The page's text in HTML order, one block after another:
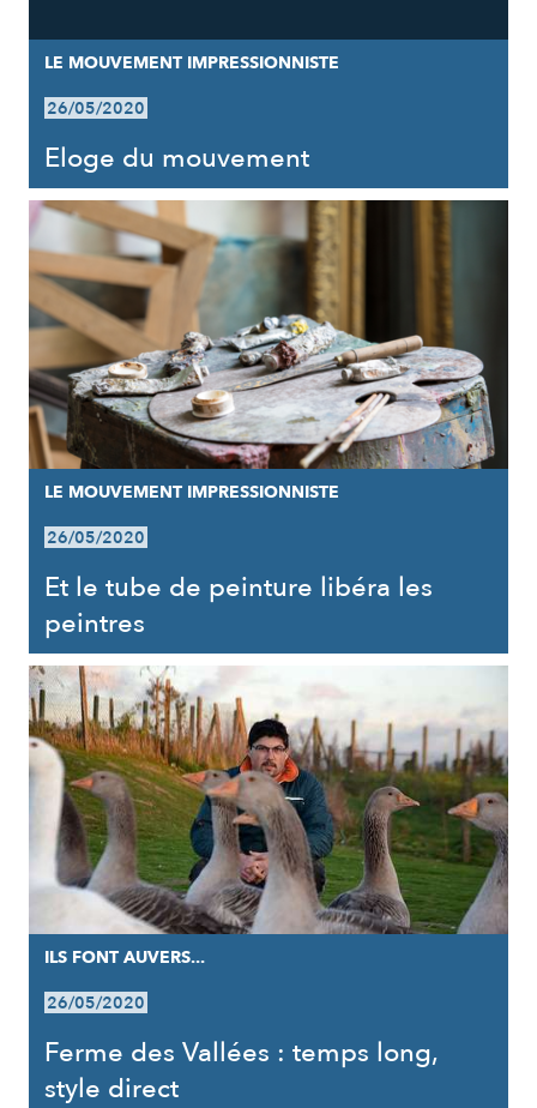
LE MOUVEMENT IMPRESSIONNISTE
26/05/2020
Eloge du mouvement
LE MOUVEMENT IMPRESSIONNISTE
26/05/2020
Et le tube de peinture libéra les
peintres
ILS FONT AUVERS...
26/05/2020
Ferme des Vallées : temps long,
style direct